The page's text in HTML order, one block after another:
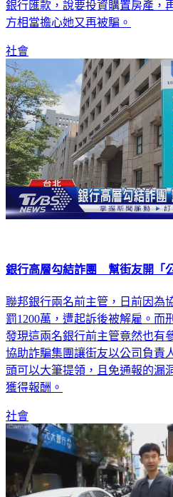
銀行匯款，說要投資購置房產，
方相當擔心她又再被騙。
社會
銀行高層勾結詐團 幫街友開「
聯邦銀行兩名前主管，日前因為
罰1200萬，遭起訴後被解雇。而
發現這兩名銀行前主管竟然也有
協助詐騙集團讓街友以公司負責
頭可以大筆提領，且免通報的漏
獲得報酬。
社會